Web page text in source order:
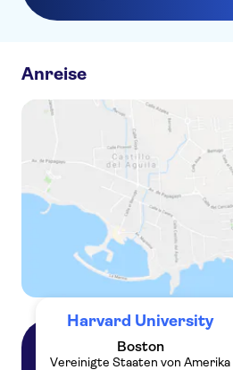
Anreise
Harvard University
Boston
Vereinigte Staaten von Amerika